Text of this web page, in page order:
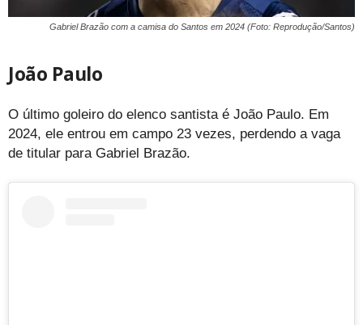
Gabriel Brazão com a camisa do Santos em 2024 (Foto: Reprodução/Santos)
João Paulo
O último goleiro do elenco santista é João Paulo. Em
2024, ele entrou em campo 23 vezes, perdendo a vaga
de titular para Gabriel Brazão.